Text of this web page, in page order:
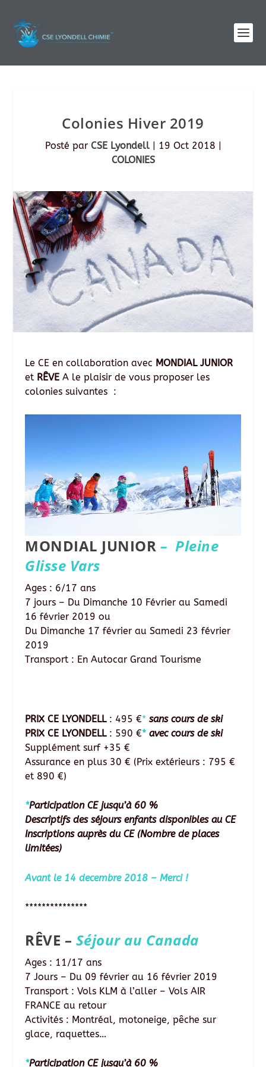
Colonies Hiver 2019
Posté par CSE Lyondell| 19 Oct 2018 |
COLONIES
Le CE en collaboration avec MONDIAL JUNIOR
et RÊVE A le plaisir de vous proposer les
colonies suivantes :
MONDIAL JUNIOR – Pleine
Glisse Vars
Ages : 6/17 ans
7 jours – Du Dimanche 10 Février au Samedi
16 février 2019 ou
Du Dimanche 17 février au Samedi 23 février
2019
Transport : En Autocar Grand Tourisme
PRIX CE LYONDELL: 495 €* sans cours de ski
PRIX CE LYONDELL: 590 €* avec cours de ski
Supplément surf +35 €
Assurance en plus 30 € (Prix extérieurs : 795 €
et 890 €)
*Participation CE jusqu’à 60 %
Descriptifs des séjours enfants disponibles au CE
Inscriptions auprès du CE (Nombre de places
limitées)
Avant le 14 decembre 2018 – Merci !
***************
RÊVE – Séjour au Canada
Ages : 11/17 ans
7 Jours – Du 09 février au 16 février 2019
Transport : Vols KLM à l’aller – Vols AIR
FRANCE au retour
Activités : Montréal, motoneige, pêche sur
glace, raquettes…
*Participation CE jusqu’à 60 %